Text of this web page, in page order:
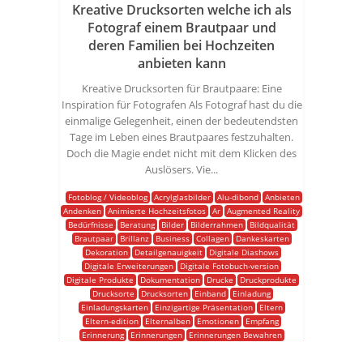
Kreative Drucksorten welche ich als
Fotograf einem Brautpaar und
deren Familien bei Hochzeiten
anbieten kann
Kreative Drucksorten für Brautpaare: Eine
Inspiration für Fotografen Als Fotograf hast du die
einmalige Gelegenheit, einen der bedeutendsten
Tage im Leben eines Brautpaares festzuhalten.
Doch die Magie endet nicht mit dem Klicken des
Auslösers. Vie...
Fotoblog / Videoblog Acrylglasbilder Alu-dibond
Anbieten
Andenken Animierte Hochzeitsfotos Ar Augmented Reality
Bedürfnisse
Beratung Bilder Bilderrahmen
Bildqualität
Brautpaar
Brillanz Business Collagen
Dankeskarten
Dekoration
Detailgenauigkeit
Digitale Diashows
Digitale Erweiterungen
Digitale Fotobuch-version
Digitale Produkte
Dokumentation Drucke
Druckprodukte
Drucksorte
Drucksorten Einband
Einladung
Einladungskarten
Einzigartige Präsentation
Eltern
Eltern-edition
Elternalben Emotionen
Empfang
Erinnerung
Erinnerungen
Erinnerungen Bewahren